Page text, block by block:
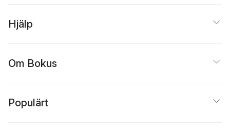
Hjälp
Om Bokus
Populärt